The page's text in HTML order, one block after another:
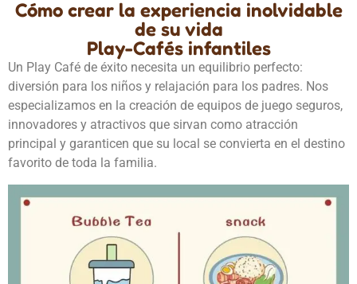
Cómo crear la experiencia inolvidable
de su vida
Play-Cafés infantiles
Un Play Café de éxito necesita un equilibrio perfecto:
diversión para los niños y relajación para los padres. Nos
especializamos en la creación de equipos de juego seguros,
innovadores y atractivos que sirvan como atracción
principal y garanticen que su local se convierta en el destino
favorito de toda la familia.